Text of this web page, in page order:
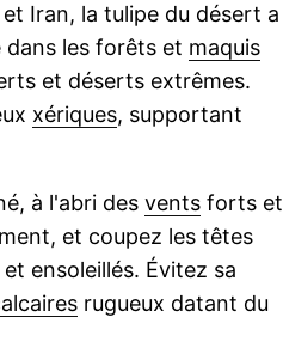
Iran, la tulipe du désert a
dans les forêts et maquis
et déserts extrêmes.
xériques, supportant
à l'abri des vents forts et
et coupez les têtes
ensoleillés. Évitez sa
rugueux datant du